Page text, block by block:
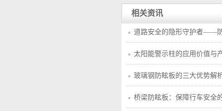
相关资讯
道路安全的隐形守护者——
太阳能警示柱的应用价值与
玻璃钢防眩板的三大优势解
桥梁防眩板：保障行车安全